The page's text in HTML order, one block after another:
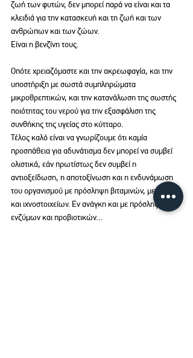
ζωή των φυτών, δεν μπορεί παρά να είναι και τα
κλειδιά για την κατασκευή και τη ζωή και των
ανθρώπων και των ζώων.
Είναι η βενζίνη τους.
Οπότε χρειαζόμαστε και την ακρεωφαγία, και την
υποστήριξη με σωστά συμπληρώματα
μικροθρεπτικών, και την κατανάλωση της σωστής
ποιότητας του νερού για την εξασφάλιση της
συνθήκης της υγείας στο κύτταρο.
Τέλος καλό είναι να γνωρίζουμε ότι καμία
προσπάθεια για αδυνάτισμα δεν μπορεί να συμβεί
ολιστικά, εάν πρωτίστως δεν συμβεί η
αντιοξείδωση, η αποτοξίνωση και η ενδυνάμωση
του οργανισμού με πρόσληψη βιταμινών, μετάλλων
και ιχνοστοιχείων. Εν ανάγκη και με πρόσληψη
ενζύμων και προβιοτικών…